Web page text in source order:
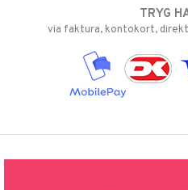
TRYG
via faktura, kontokort,